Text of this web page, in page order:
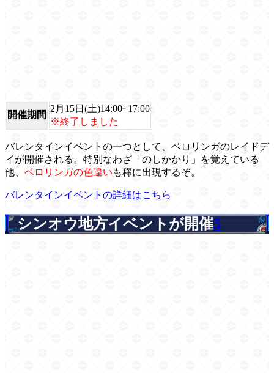
開催期間
2月15日(土)14:00~17:00
※終了しました
バレンタインイベントの一つとして、ベロリンガのレイドデ
イが開催される。特別なわざ「のしかかり」を覚えている
他、 ベロリンガの色違い も稀に出現するぞ。
バレンタインイベントの詳細はこちら
シンオウ地方イベントが開催5